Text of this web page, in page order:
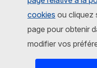
cookies ou cliquez
page pour obtenir
modifier vos